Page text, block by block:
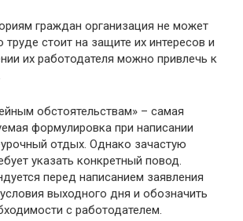
граждан организация не может
труде стоит на защите их интересов и
их работодателя можно привлечь к
обстоятельствам» – самая
формулировка при написании
отдых. Однако зачастую
указать конкретный повод.
перед написанием заявления
выходного дня и обозначить
с работодателем.